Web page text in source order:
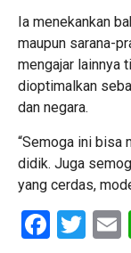
Ia menekankan
maupun sarana-
mengajar lainnya
dioptimalkan
dan negara.
“Semoga ini bisa
didik. Juga
yang cerdas,